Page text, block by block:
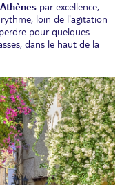
Athènes par excellence,
loin de l'agitation
pour quelques
dans le haut de la